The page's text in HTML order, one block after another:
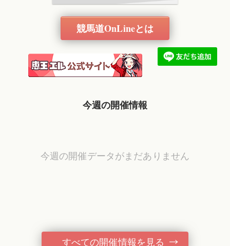
競馬道OnLineとは
今週の開催情報
今週の開催データがまだありません
すべての開催情報を見る